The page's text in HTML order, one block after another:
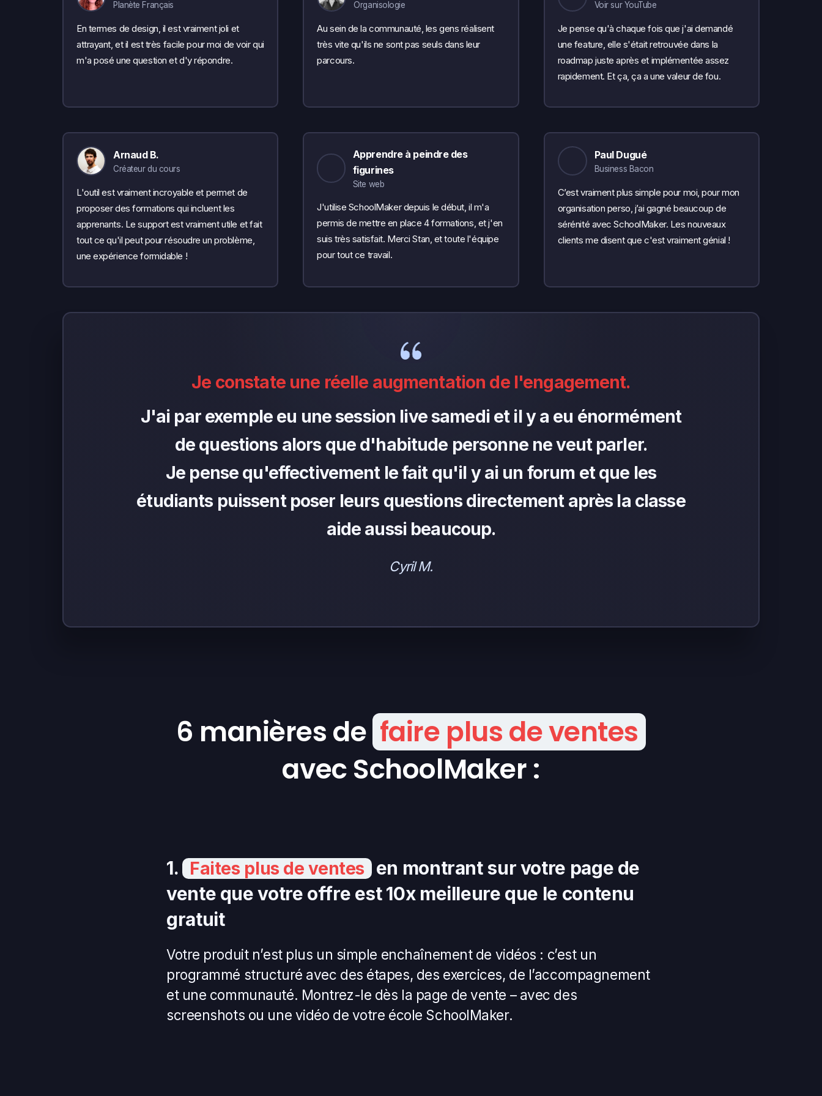
Planète Français
En termes de design, il est vraiment joli et
attrayant, et il est très facile pour moi de voir qui
m'a posé une question et d'y répondre.
Organisologie
Au sein de la communauté, les gens réalisent
très vite qu'ils ne sont pas seuls dans leur
parcours.
Voir sur YouTube
Je pense qu'à chaque fois que j'ai demandé
une feature, elle s'était retrouvée dans la
roadmap juste après et implémentée assez
rapidement. Et ça, ça a une valeur de fou.
Arnaud B.
Créateur du cours
L'outil est vraiment incroyable et permet de
proposer des formations qui incluent les
apprenants. Le support est vraiment utile et fait
tout ce qu'il peut pour résoudre un problème,
une expérience formidable !
Apprendre à peindre des
figurines
Site web
J'utilise SchoolMaker depuis le début, il m'a
permis de mettre en place 4 formations, et j'en
suis très satisfait. Merci Stan, et toute l'équipe
pour tout ce travail.
Paul Dugué
Business Bacon
C’est vraiment plus simple pour moi, pour mon
organisation perso, j’ai gagné beaucoup de
sérénité avec SchoolMaker. Les nouveaux
clients me disent que c'est vraiment génial !
Je constate une réelle augmentation de l'engagement.
J'ai par exemple eu une session live samedi et il y a eu énormément
de questions alors que d'habitude personne ne veut parler.
Je pense qu'effectivement le fait qu'il y ai un forum et que les
étudiants puissent poser leurs questions directement après la classe
aide aussi beaucoup.
Cyril M.
6 manières de faire plus de ventes
avec SchoolMaker :
1. Faites plus de ventes
en montrant sur votre page de
vente que votre offre est 10x meilleure que le contenu
gratuit
Votre produit n’est plus un simple enchaînement de vidéos : c’est un
programmé structuré avec des étapes, des exercices, de l’accompagnement
et une communauté. Montrez-le dès la page de vente – avec des
screenshots ou une vidéo de votre école SchoolMaker.